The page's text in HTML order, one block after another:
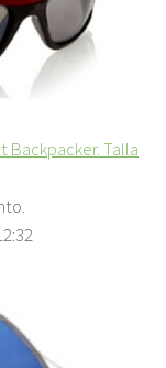
Backpacker. Talla